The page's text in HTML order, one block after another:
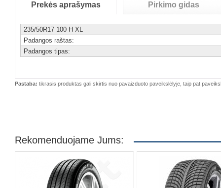
Prekės aprašymas Pirkimo gidas
235/50R17 100 H XL
Padangos raštas:
Padangos tipas:
Pastaba: tikrasis produktas gali skirtis nuo pavaizduoto paveikslėlyje, taip pat
Rekomenduojame Jums: